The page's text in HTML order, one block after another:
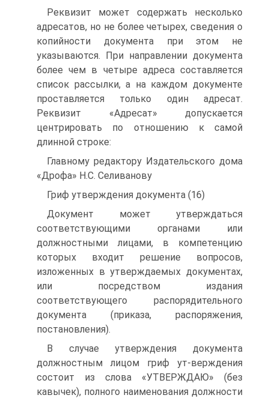
Реквизит может содержать несколько
адресатов, но не более четырех, сведения о
копийности документа при этом не
указываются. При направлении документа
более чем в четыре адреса составляется
список рассылки, а на каждом документе
проставляется только один адресат.
Реквизит «Адресат» допускается
центрировать по отношению к самой
длинной строке:
Главному редактору Издательского дома
«Дрофа» Н.С. Селиванову
Гриф утверждения документа (16)
Документ может утверждаться
соответствующими органами или
должностными лицами, в компетенцию
которых входит решение вопросов,
изложенных в утверждаемых документах,
или посредством издания
соответствующего распорядительного
документа (приказа, распоряжения,
постановления).
В случае утверждения документа
должностным лицом гриф ут-верждения
состоит из слова «УТВЕРЖДАЮ» (без
кавычек), полного наименования должности